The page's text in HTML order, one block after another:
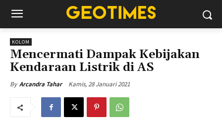
KOLOM
Mencermati Dampak Kebijakan
Kendaraan Listrik di AS
By Arcandra Tahar Kamis, 28 Januari 2021